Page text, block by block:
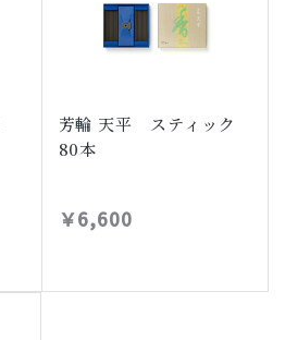
芳輪 天平 スティック
80本
￥6,600